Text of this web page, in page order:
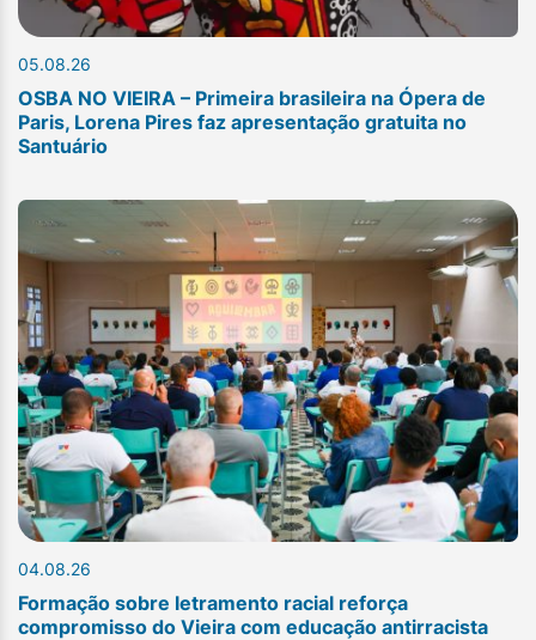
05.08.26
OSBA NO VIEIRA – Primeira brasileira na Ópera de
Paris, Lorena Pires faz apresentação gratuita no
Santuário
04.08.26
Formação sobre letramento racial reforça
compromisso do Vieira com educação antirracista